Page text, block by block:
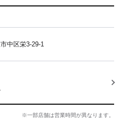
中区栄3-29-1
※一部店舗は営業時間が異なります。